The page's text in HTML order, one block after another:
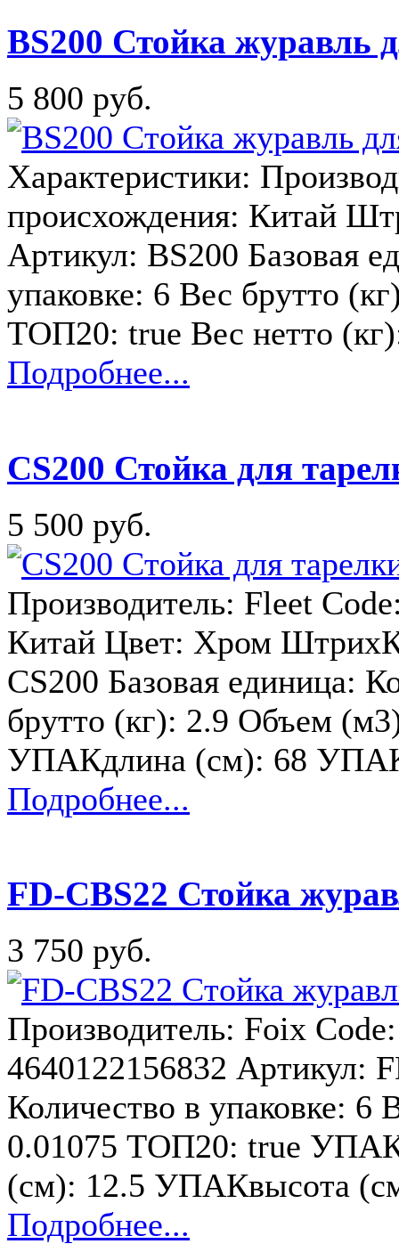
BS200 Стойка журавль
5 800 руб.
Характеристики:
происхождения: Китай
Артикул: BS200 Базовая
упаковке: 6 Вес брутто
ТОП20: true Вес нетто
Подробнее...
CS200 Стойка для
5 500 руб.
Производитель: Fleet
Китай Цвет: Хром
CS200 Базовая единица:
брутто (кг): 2.9 Объем
УПАКдлина (см): 68
Подробнее...
FD-CBS22 Стойка
3 750 руб.
Производитель: Foix
4640122156832 Артикул:
Количество в упаковке:
0.01075 ТОП20: true
(см): 12.5 УПАКвысота
Подробнее...